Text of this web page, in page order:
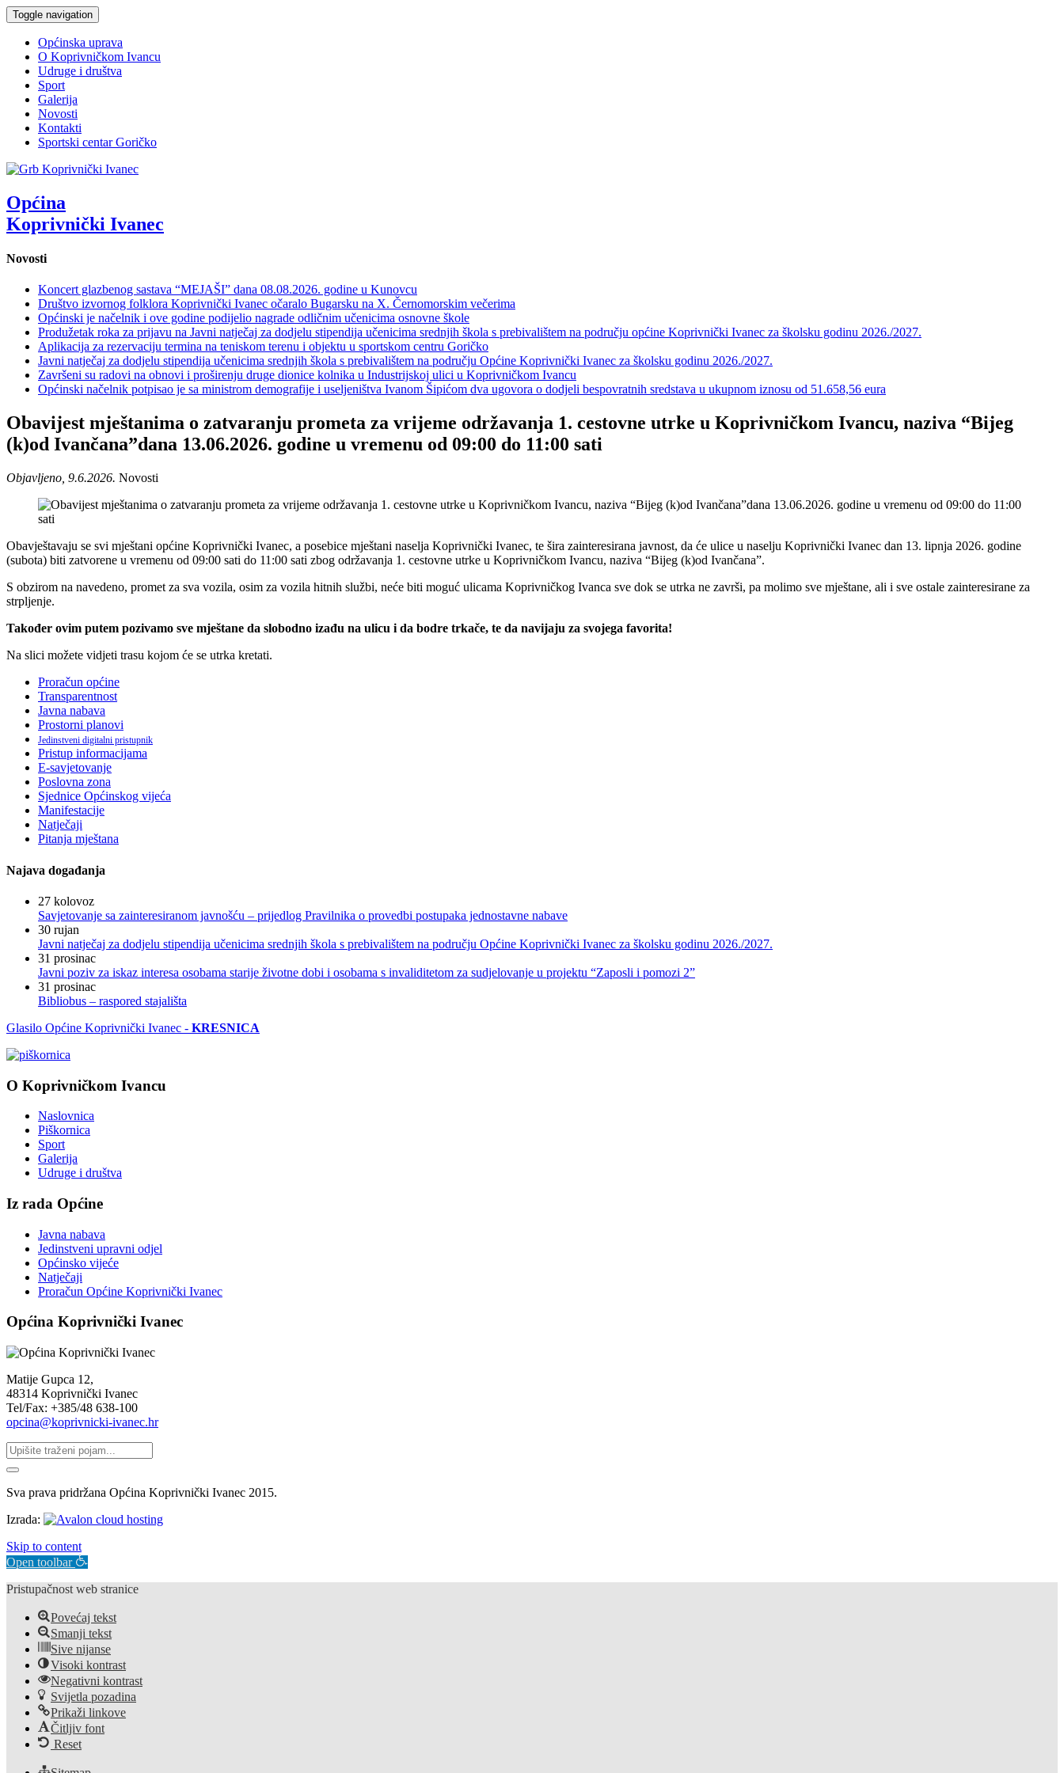
Toggle navigation
Općinska uprava
O Koprivničkom Ivancu
Udruge i društva
Sport
Galerija
Novosti
Kontakti
Sportski centar Goričko
Općina
Koprivnički Ivanec
Novosti
Koncert glazbenog sastava “MEJAŠI” dana 08.08.2026. godine u Kunovcu
Društvo izvornog folklora Koprivnički Ivanec očaralo Bugarsku na X. Černomorskim večerima
Općinski je načelnik i ove godine podijelio nagrade odličnim učenicima osnovne škole
Produžetak roka za prijavu na Javni natječaj za dodjelu stipendija učenicima srednjih škola s prebivalištem na području općine Koprivnički Ivanec za školsku godinu 2026./2027.
Aplikacija za rezervaciju termina na teniskom terenu i objektu u sportskom centru Goričko
Javni natječaj za dodjelu stipendija učenicima srednjih škola s prebivalištem na području Općine Koprivnički Ivanec za školsku godinu 2026./2027.
Završeni su radovi na obnovi i proširenju druge dionice kolnika u Industrijskoj ulici u Koprivničkom Ivancu
Općinski načelnik potpisao je sa ministrom demografije i useljeništva Ivanom Šipićom dva ugovora o dodjeli bespovratnih sredstava u ukupnom iznosu od 51.658,56 eura
Obavijest mještanima o zatvaranju prometa za vrijeme održavanja 1. cestovne utrke u Koprivničkom Ivancu, naziva “Bijeg
(k)od Ivančana”dana 13.06.2026. godine u vremenu od 09:00 do 11:00 sati
Objavljeno, 9.6.2026. Novosti
Obavještavaju se svi mještani općine Koprivnički Ivanec, a posebice mještani naselja Koprivnički Ivanec, te šira zainteresirana javnost, da će ulice u naselju Koprivnički Ivanec dan 13. lipnja 2026. godine
(subota) biti zatvorene u vremenu od 09:00 sati do 11:00 sati zbog održavanja 1. cestovne utrke u Koprivničkom Ivancu, naziva “Bijeg (k)od Ivančana”.
S obzirom na navedeno, promet za sva vozila, osim za vozila hitnih službi, neće biti moguć ulicama Koprivničkog Ivanca sve dok se utrka ne završi, pa molimo sve mještane, ali i sve ostale zainteresirane za
strpljenje.
Također ovim putem pozivamo sve mještane da slobodno izađu na ulicu i da bodre trkače, te da navijaju za svojega favorita!
Na slici možete vidjeti trasu kojom će se utrka kretati.
Proračun općine
Transparentnost
Javna nabava
Prostorni planovi
Jedinstveni digitalni pristupnik
Pristup informacijama
E-savjetovanje
Poslovna zona
Sjednice Općinskog vijeća
Manifestacije
Natječaji
Pitanja mještana
Najava događanja
27 kolovoz
Savjetovanje sa zainteresiranom javnošću – prijedlog Pravilnika o provedbi postupaka jednostavne nabave
30 rujan
Javni natječaj za dodjelu stipendija učenicima srednjih škola s prebivalištem na području Općine Koprivnički Ivanec za školsku godinu 2026./2027.
31 prosinac
Javni poziv za iskaz interesa osobama starije životne dobi i osobama s invaliditetom za sudjelovanje u projektu “Zaposli i pomozi 2”
31 prosinac
Bibliobus – raspored stajališta
Glasilo Općine Koprivnički Ivanec - KRESNICA
O Koprivničkom Ivancu
Naslovnica
Piškornica
Sport
Galerija
Udruge i društva
Iz rada Općine
Javna nabava
Jedinstveni upravni odjel
Općinsko vijeće
Natječaji
Proračun Općine Koprivnički Ivanec
Općina Koprivnički Ivanec
Matije Gupca 12,
48314 Koprivnički Ivanec
Tel/Fax: +385/48 638-100
opcina@koprivnicki-ivanec.hr
Sva prava pridržana Općina Koprivnički Ivanec 2015.
Izrada:
Skip to content
Open toolbar
Pristupačnost web stranice
Povećaj tekst
Smanji tekst
Sive nijanse
Visoki kontrast
Negativni kontrast
Svijetla pozadina
Prikaži linkove
Čitljiv font
Reset